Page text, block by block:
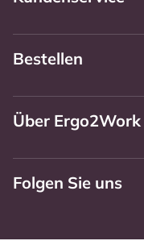
Bestellen
Über Ergo2Work
Folgen Sie uns